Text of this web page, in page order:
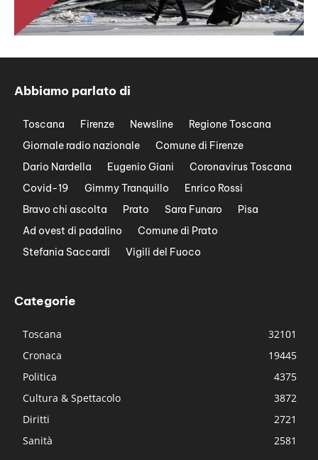
Abbiamo parlato di
Toscana Firenze Newsline
Regione Toscana
Giornale radio nazionale
Comune di Firenze
Dario Nardella
Eugenio Giani
Coronavirus Toscana
Covid-19
Gimmy Tranquillo
Enrico Rossi
Bravo chi ascolta
Prato Sara Funaro
Pisa
Ad ovest di padalino
Comune di Prato
Stefania Saccardi
Vigili del Fuoco
Categorie
Toscana
32101
Cronaca
19445
Politica
4375
Cultura & Spettacolo
3872
Diritti
2721
Sanità
2581